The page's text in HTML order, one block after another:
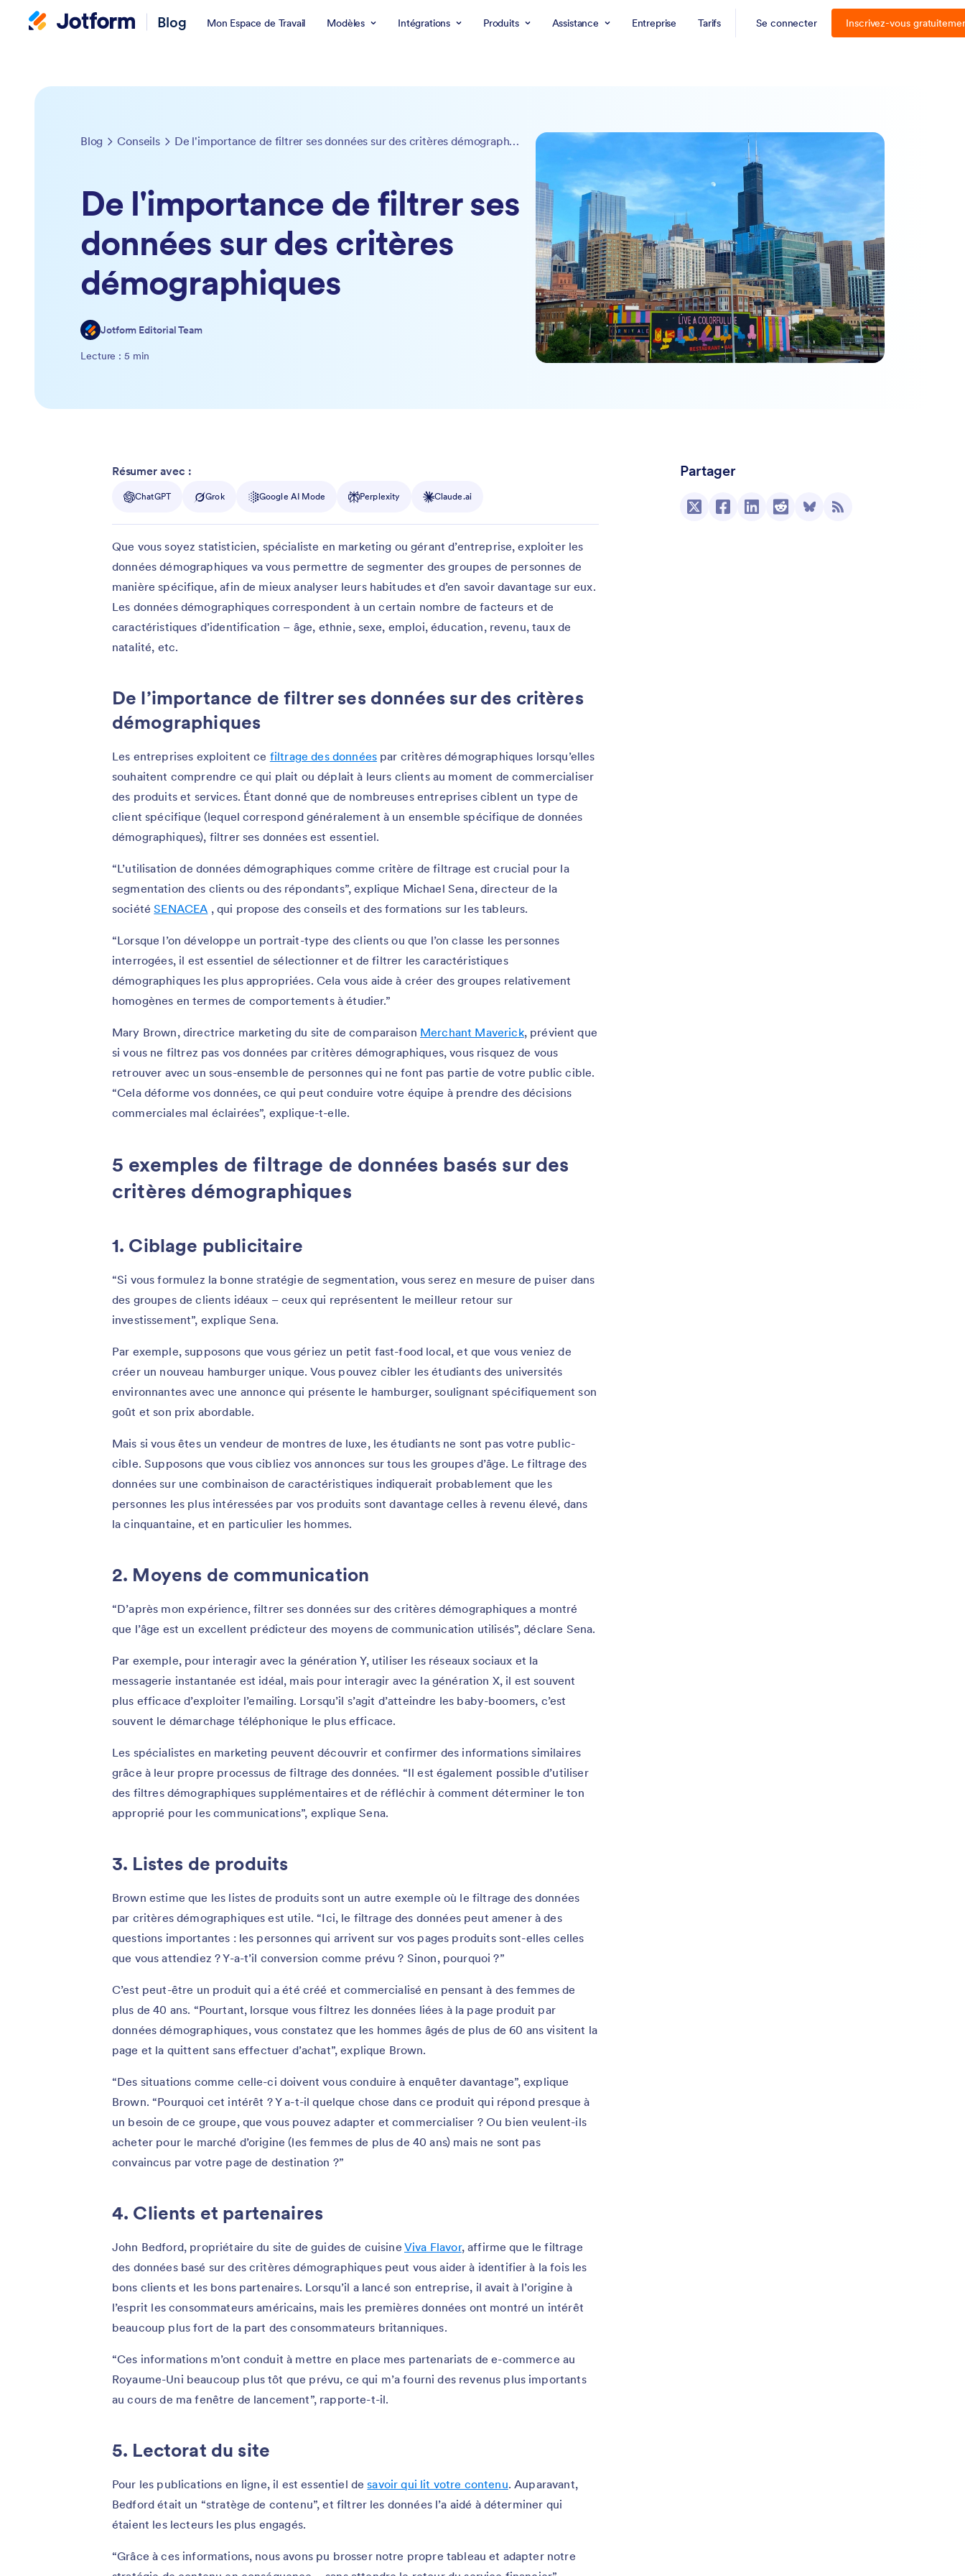
Blog Mon Espace de Travail Modèles Intégrations Produits Assistance Entreprise Tarifs Se connecter Inscrivez-vous
Blog Conseils De l'importance de filtrer ses données sur des critères démographiques
De l'importance de filtrer ses
données sur des critères
démographiques
Jotform Editorial Team
Lecture : 5 min
Partager
Résumer avec :
ChatGPT Grok Google AI Mode Perplexity Claude.ai
Que vous soyez statisticien, spécialiste en marketing ou gérant d’entreprise, exploiter les
données démographiques va vous permettre de segmenter des groupes de personnes de
manière spécifique, afin de mieux analyser leurs habitudes et d’en savoir davantage sur eux.
Les données démographiques correspondent à un certain nombre de facteurs et de
caractéristiques d’identification – âge, ethnie, sexe, emploi, éducation, revenu, taux de
natalité, etc.
De l’importance de filtrer ses données sur des critères
démographiques
Les entreprises exploitent ce filtrage des données par critères démographiques lorsqu’elles
souhaitent comprendre ce qui plait ou déplait à leurs clients au moment de commercialiser
des produits et services. Étant donné que de nombreuses entreprises ciblent un type de
client spécifique (lequel correspond généralement à un ensemble spécifique de données
démographiques), filtrer ses données est essentiel.
“L’utilisation de données démographiques comme critère de filtrage est crucial pour la
segmentation des clients ou des répondants”, explique Michael Sena, directeur de la
sociétéSENACEA , qui propose des conseils et des formations sur les tableurs.
“Lorsque l’on développe un portrait-type des clients ou que l’on classe les personnes
interrogées, il est essentiel de sélectionner et de filtrer les caractéristiques
démographiques les plus appropriées. Cela vous aide à créer des groupes relativement
homogènes en termes de comportements à étudier.”
Mary Brown, directrice marketing du site de comparaison Merchant Maverick, prévient que
si vous ne filtrez pas vos données par critères démographiques, vous risquez de vous
retrouver avec un sous-ensemble de personnes qui ne font pas partie de votre public cible.
“Cela déforme vos données, ce qui peut conduire votre équipe à prendre des décisions
commerciales mal éclairées”, explique-t-elle.
5 exemples de filtrage de données basés sur des
critères démographiques
1. Ciblage publicitaire
“Si vous formulez la bonne stratégie de segmentation, vous serez en mesure de puiser dans
des groupes de clients idéaux – ceux qui représentent le meilleur retour sur
investissement”, explique Sena.
Par exemple, supposons que vous gériez un petit fast-food local, et que vous veniez de
créer un nouveau hamburger unique. Vous pouvez cibler les étudiants des universités
environnantes avec une annonce qui présente le hamburger, soulignant spécifiquement son
goût et son prix abordable.
Mais si vous êtes un vendeur de montres de luxe, les étudiants ne sont pas votre public-
cible. Supposons que vous cibliez vos annonces sur tous les groupes d’âge. Le filtrage des
données sur une combinaison de caractéristiques indiquerait probablement que les
personnes les plus intéressées par vos produits sont davantage celles à revenu élevé, dans
la cinquantaine, et en particulier les hommes.
2. Moyens de communication
“D’après mon expérience, filtrer ses données sur des critères démographiques a montré
que l’âge est un excellent prédicteur des moyens de communication utilisés”, déclare Sena.
Par exemple, pour interagir avec la génération Y, utiliser les réseaux sociaux et la
messagerie instantanée est idéal, mais pour interagir avec la génération X, il est souvent
plus efficace d’exploiter l’emailing. Lorsqu’il s’agit d’atteindre les baby-boomers, c’est
souvent le démarchage téléphonique le plus efficace.
Les spécialistes en marketing peuvent découvrir et confirmer des informations similaires
grâce à leur propre processus de filtrage des données. “Il est également possible d’utiliser
des filtres démographiques supplémentaires et de réfléchir à comment déterminer le ton
approprié pour les communications”, explique Sena.
3. Listes de produits
Brown estime que les listes de produits sont un autre exemple où le filtrage des données
par critères démographiques est utile. “Ici, le filtrage des données peut amener à des
questions importantes : les personnes qui arrivent sur vos pages produits sont-elles celles
que vous attendiez ? Y-a-t’il conversion comme prévu ? Sinon, pourquoi ?”
C’est peut-être un produit qui a été créé et commercialisé en pensant à des femmes de
plus de 40 ans. “Pourtant, lorsque vous filtrez les données liées à la page produit par
données démographiques, vous constatez que les hommes âgés de plus de 60 ans visitent la
page et la quittent sans effectuer d’achat”, explique Brown.
“Des situations comme celle-ci doivent vous conduire à enquêter davantage”, explique
Brown. “Pourquoi cet intérêt ? Y a-t-il quelque chose dans ce produit qui répond presque à
un besoin de ce groupe, que vous pouvez adapter et commercialiser ? Ou bien veulent-ils
acheter pour le marché d’origine (les femmes de plus de 40 ans) mais ne sont pas
convaincus par votre page de destination ?”
4. Clients et partenaires
John Bedford, propriétaire du site de guides de cuisine Viva Flavor, affirme que le filtrage
des données basé sur des critères démographiques peut vous aider à identifier à la fois les
bons clients et les bons partenaires. Lorsqu’il a lancé son entreprise, il avait à l’origine à
l’esprit les consommateurs américains, mais les premières données ont montré un intérêt
beaucoup plus fort de la part des consommateurs britanniques.
“Ces informations m’ont conduit à mettre en place mes partenariats de e-commerce au
Royaume-Uni beaucoup plus tôt que prévu, ce qui m’a fourni des revenus plus importants
au cours de ma fenêtre de lancement”, rapporte-t-il.
5. Lectorat du site
Pour les publications en ligne, il est essentiel desavoir qui lit votre contenu. Auparavant,
Bedford était un “stratège de contenu”, et filtrer les données l’a aidé à déterminer qui
étaient les lecteurs les plus engagés.
“Grâce à ces informations, nous avons pu brosser notre propre tableau et adapter notre